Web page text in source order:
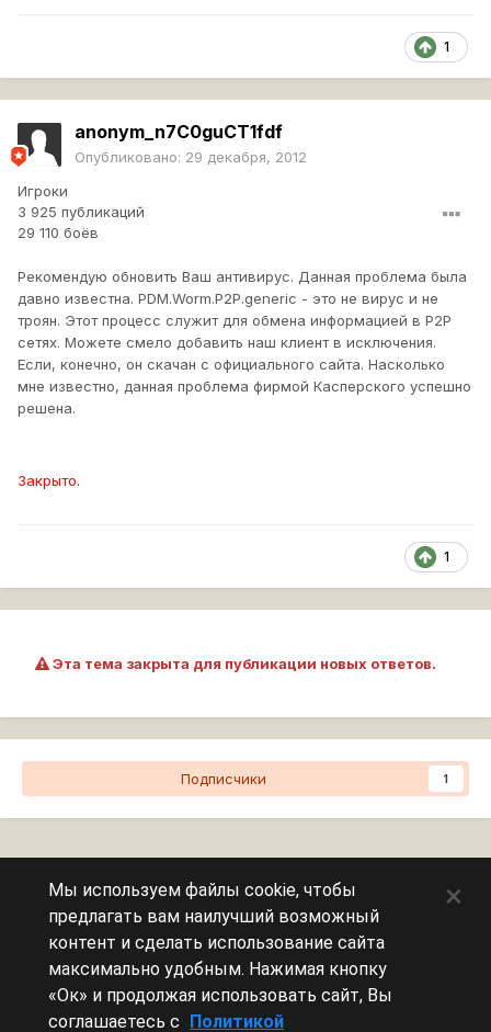
1
anonym_n7C0guCT1fdf
Опубликовано: 29 декабря, 2012
Игроки
3 925 публикаций
29 110 боёв
Рекомендую обновить Ваш антивирус. Данная проблема была
давно известна. PDM.Worm.P2P.generic - это не вирус и не
троян. Этот процесс служит для обмена информацией в P2P
сетях. Можете смело добавить наш клиент в исключения.
Если, конечно, он скачан с официального сайта. Насколько
мне известно, данная проблема фирмой Касперского успешно
решена.
Закрыто.
1
Эта тема закрыта для публикации новых ответов.
Подписчики 1
Сейчас на странице
Эту страницу никто не просматривает.
Мы используем файлы cookie, чтобы
предлагать вам наилучший возможный
контент и сделать использование сайта
максимально удобным. Нажимая кнопку
«Ок» и продолжая использовать сайт, Вы
соглашаетесь с Политикой
×